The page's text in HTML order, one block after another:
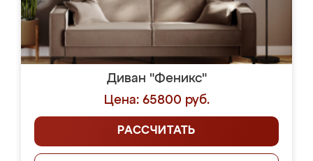
Диван "Феникс"
Цена: 65800 руб.
РАССЧИТАТЬ